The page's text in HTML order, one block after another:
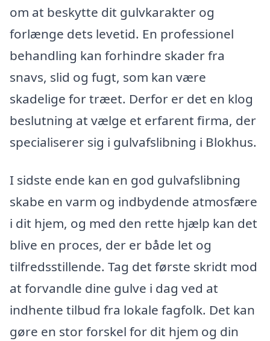
om at beskytte dit gulvkarakter og
forlænge dets levetid. En professionel
behandling kan forhindre skader fra
snavs, slid og fugt, som kan være
skadelige for træet. Derfor er det en klog
beslutning at vælge et erfarent firma, der
specialiserer sig i gulvafslibning i Blokhus.
I sidste ende kan en god gulvafslibning
skabe en varm og indbydende atmosfære
i dit hjem, og med den rette hjælp kan det
blive en proces, der er både let og
tilfredsstillende. Tag det første skridt mod
at forvandle dine gulve i dag ved at
indhente tilbud fra lokale fagfolk. Det kan
gøre en stor forskel for dit hjem og din